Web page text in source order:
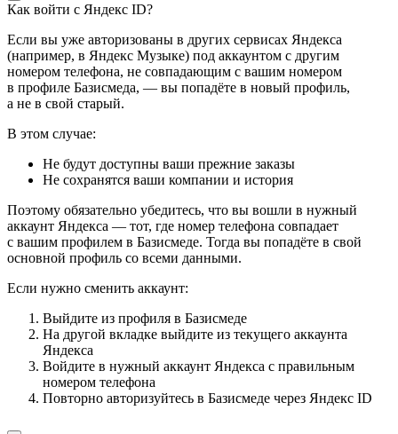
Как войти с Яндекс ID?
Если вы уже авторизованы в других сервисах Яндекса
(например, в Яндекс Музыке) под аккаунтом с другим
номером телефона, не совпадающим с вашим номером
в профиле Базисмеда, — вы попадёте в новый профиль,
а не в свой старый.
В этом случае:
Не будут доступны ваши прежние заказы
Не сохранятся ваши компании и история
Поэтому обязательно убедитесь, что вы вошли в нужный
аккаунт Яндекса — тот, где номер телефона совпадает
с вашим профилем в Базисмеде. Тогда вы попадёте в свой
основной профиль со всеми данными.
Если нужно сменить аккаунт:
Выйдите из профиля в Базисмеде
На другой вкладке выйдите из текущего аккаунта
Яндекса
Войдите в нужный аккаунт Яндекса с правильным
номером телефона
Повторно авторизуйтесь в Базисмеде через Яндекс ID